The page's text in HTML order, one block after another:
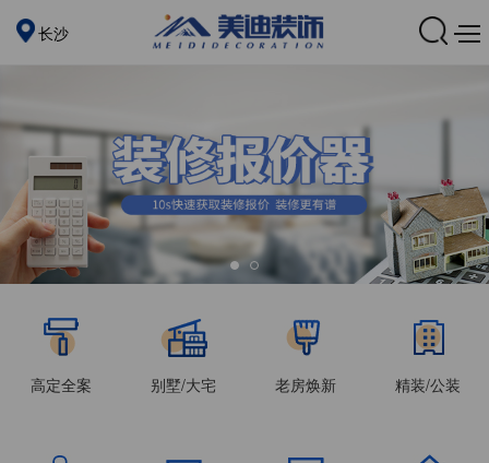
长沙
高定全案 别墅/大宅 老房焕新 精装/公装